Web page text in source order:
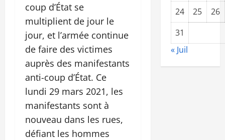
coup d’État se
multiplient de jour le
jour, et l’armée continue
de faire des victimes
auprès des manifestants
anti-coup d’État. Ce
lundi 29 mars 2021, les
manifestants sont à
nouveau dans les rues,
défiant les hommes
24
25
26
31
« Juil